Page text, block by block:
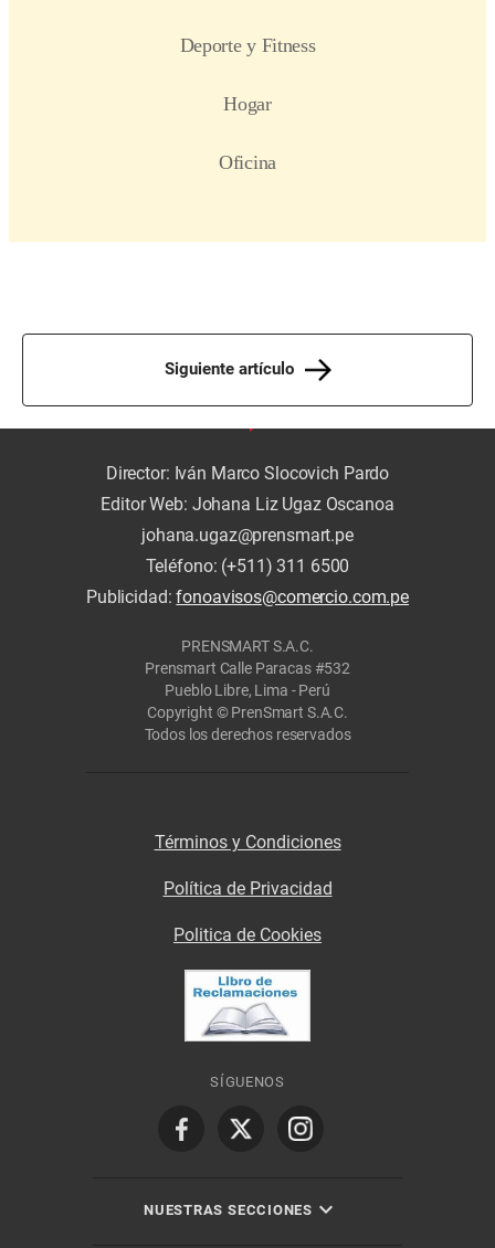
Siguiente artículo
Director: Iván Marco Slocovich Pardo
Editor Web: Johana Liz Ugaz Oscanoa
johana.ugaz@prensmart.pe
Teléfono: (+511) 311 6500
Publicidad:fonoavisos@comercio.com.pe
PRENSMART S.A.C.
Prensmart Calle Paracas #532
Pueblo Libre, Lima - Perú
Copyright © PrenSmart S.A.C.
Todos los derechos reservados
Términos y Condiciones
Política de Privacidad
Politica de Cookies
SÍGUENOS
NUESTRAS SECCIONES